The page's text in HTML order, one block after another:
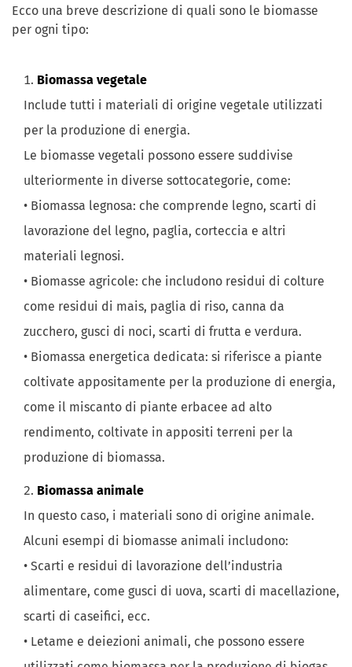
Ecco una breve descrizione di quali sono le biomasse
per ogni tipo:
Biomassa vegetale
Include tutti i materiali di origine vegetale utilizzati
per la produzione di energia.
Le biomasse vegetali possono essere suddivise
ulteriormente in diverse sottocategorie, come:
• Biomassa legnosa: che comprende legno, scarti di
lavorazione del legno, paglia, corteccia e altri
materiali legnosi.
• Biomasse agricole: che includono residui di colture
come residui di mais, paglia di riso, canna da
zucchero, gusci di noci, scarti di frutta e verdura.
• Biomassa energetica dedicata: si riferisce a piante
coltivate appositamente per la produzione di energia,
come il miscanto di piante erbacee ad alto
rendimento, coltivate in appositi terreni per la
produzione di biomassa.
Biomassa animale
In questo caso, i materiali sono di origine animale.
Alcuni esempi di biomasse animali includono:
• Scarti e residui di lavorazione dell’industria
alimentare, come gusci di uova, scarti di macellazione,
scarti di caseifici, ecc.
• Letame e deiezioni animali, che possono essere